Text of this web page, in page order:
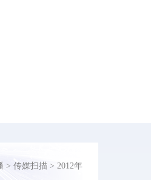
> 传媒扫描 > 2012年